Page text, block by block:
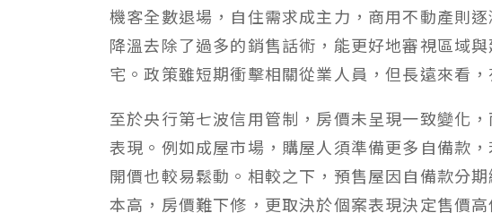
機客全數退場，自住需求成主力，商用不動產則
降溫去除了過多的銷售話術，能更好地審視區域
宅。政策雖短期衝擊相關從業人員，但長遠來看
至於央行第七波信用管制，房價未呈現一致變化
表現。例如成屋市場，購屋人須準備更多自備款
開價也較易鬆動。相較之下，預售屋因自備款分
本高，房價難下修，更取決於個案表現決定售價高